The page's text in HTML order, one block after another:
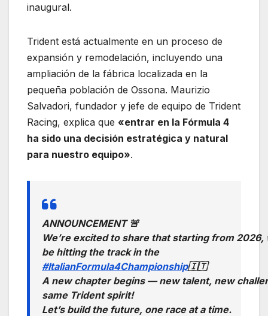
inaugural.
Trident está actualmente en un proceso de
expansión y remodelación, incluyendo una
ampliación de la fábrica localizada en la
pequeña población de Ossona. Maurizio
Salvadori, fundador y jefe de equipo de Trident
Racing, explica que «entrar en la Fórmula 4
ha sido una decisión estratégica y natural
para nuestro equipo».
ANNOUNCEMENT 🚨
We’re excited to share that starting from 2026,
be hitting the track in the
#ItalianFormula4Championship🇮🇹
A new chapter begins — new talent, new
same Trident spirit!
Let’s build the future, one race at a time.